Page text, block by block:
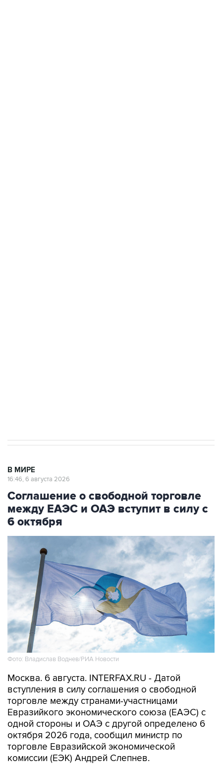
В МИРЕ
16:46, 6 августа 2026
Соглашение о свободной торговле
между ЕАЭС и ОАЭ вступит в силу с
6 октября
Фото: Владислав Воднев/РИА Новости
Москва. 6 августа. INTERFAX.RU - Датой
вступления в силу соглашения о свободной
торговле между странами-участницами
Евразийкого экономического союза (ЕАЭС) с
одной стороны и ОАЭ с другой определено 6
октября 2026 года, сообщил министр по
торговле Евразийской экономической
комиссии (ЕЭК) Андрей Слепнев.